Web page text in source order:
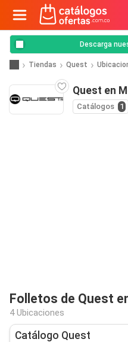
Descarga
Tiendas Quest
Quest en
Catálogos 1
Folletos de Quest
4 Ubicaciones
Catálogo Quest